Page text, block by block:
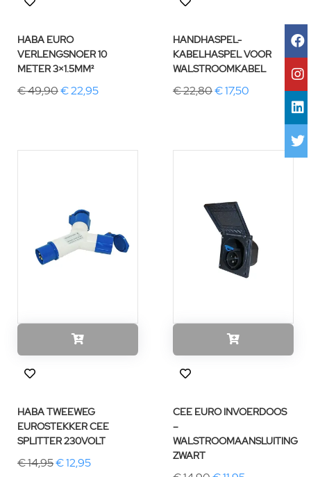
HABA EURO
VERLENGSNOER 10
METER 3×1.5MM²
€ 49,90€ 22,95
HANDHASPEL-
KABELHASPEL VOOR
WALSTROOMKABEL
€ 22,80€ 17,50
HABA TWEEWEG
EUROSTEKKER CEE
SPLITTER 230VOLT
€ 14,95€ 12,95
CEE EURO INVOERDOOS
–
WALSTROOMAANSLUITING
ZWART